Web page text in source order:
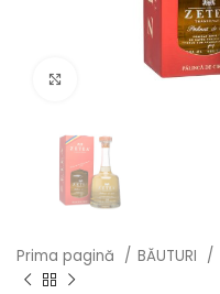
Click to enlarge
Prima pagină BĂUTURI